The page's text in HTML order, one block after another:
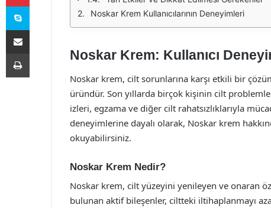
Noskar Krem Kullanıcılarının Deneyimleri
Noskar Krem: Kullanıcı
Noskar krem, cilt sorunlarına karşı etkili bir
üründür. Son yıllarda birçok kişinin cilt
izleri, egzama ve diğer cilt rahatsızlıklarıyla
deneyimlerine dayalı olarak, Noskar krem
okuyabilirsiniz.
Noskar Krem Nedir?
Noskar krem, cilt yüzeyini yenileyen ve onaran
bulunan aktif bileşenler, ciltteki iltihaplanmayı
Skype
E-Posta ile paylaş